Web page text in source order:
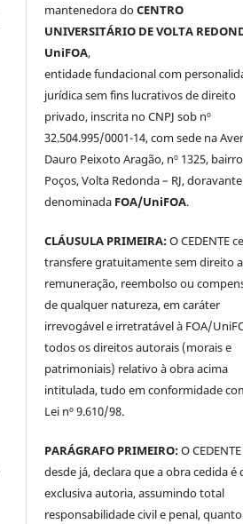
mantenedora doCENTRO
UNIVERSITÁRIO DE VOLTA
UniFOA,
entidade fundacional com
jurídica sem fins lucrativos de direito
privado, inscrita no CNPJ sob nº
32.504.995/0001-14, com sede na
Dauro Peixoto Aragão, nº 1325,
Poços, Volta Redonda – RJ, doravante
denominada FOA/UniFOA.
CLÁUSULA PRIMEIRA:O CEDENTE
transfere gratuitamente sem direito a
remuneração, reembolso ou
de qualquer natureza, em caráter
irrevogável e irretratável à FOA/
todos os direitos autorais (morais e
patrimoniais) relativo à obra acima
intitulada, tudo em conformidade
Lei nº 9.610/98.
PARÁGRAFO PRIMEIRO:O CEDENTE
desde já, declara que a obra cedida é
exclusiva autoria, assumindo total
responsabilidade civil e penal,